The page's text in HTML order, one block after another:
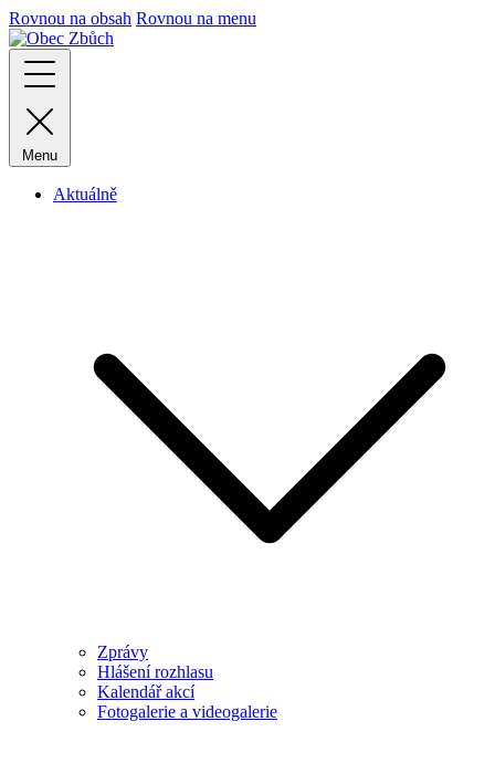
Rovnou na obsah Rovnou na menu
Menu
Aktuálně
Zprávy
Hlášení rozhlasu
Kalendář akcí
Fotogalerie a videogalerie